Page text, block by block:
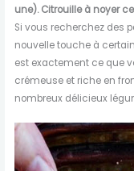
une).Citrouille à noyer
Si vous recherchez des
nouvelle touche à
est exactement ce que
crémeuse et riche en
nombreux délicieux